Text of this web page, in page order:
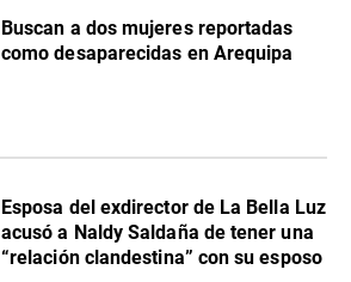
Buscan a dos mujeres reportadas
como desaparecidas en Arequipa
Esposa del exdirector de La Bella Luz
acusó a Naldy Saldaña de tener una
“relación clandestina” con su esposo